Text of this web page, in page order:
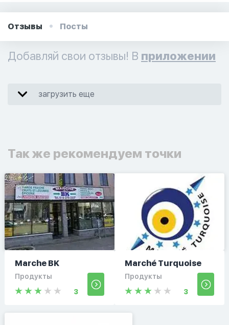
Отзывы Посты
Добавляй свои отзывы! В приложении
загрузить еще
Так же рекомендуем точки
Marche BK
Продукты
3
Marché Turquoise
Продукты
3